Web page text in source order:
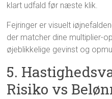
klart udfald før næste klik.
Fejringer er visuelt
der matcher dine multiplier-
øjeblikkelige gevinst og
5.
Risiko vs